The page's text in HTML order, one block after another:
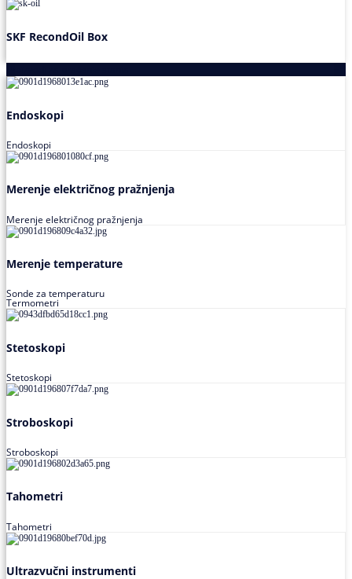
SKF RecondOil Box
Endoskopi
Endoskopi
Merenje električnog pražnjenja
Merenje električnog pražnjenja
Merenje temperature
Sonde za temperaturu
Termometri
Stetoskopi
Stetoskopi
Stroboskopi
Stroboskopi
Tahometri
Tahometri
Ultrazvučni instrumenti